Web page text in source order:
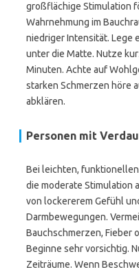
großflächige Stimulation
Wahrnehmung im
niedriger Intensität. Lege
unter die Matte. Nutze
Minuten. Achte auf
starken Schmerzen höre
abklären.
Personen mit
Bei leichten,
die moderate Stimulation
von lockererem Gefühl
Darmbewegungen.
Bauchschmerzen, Fieber
Beginne sehr vorsichtig.
Zeiträume. Wenn